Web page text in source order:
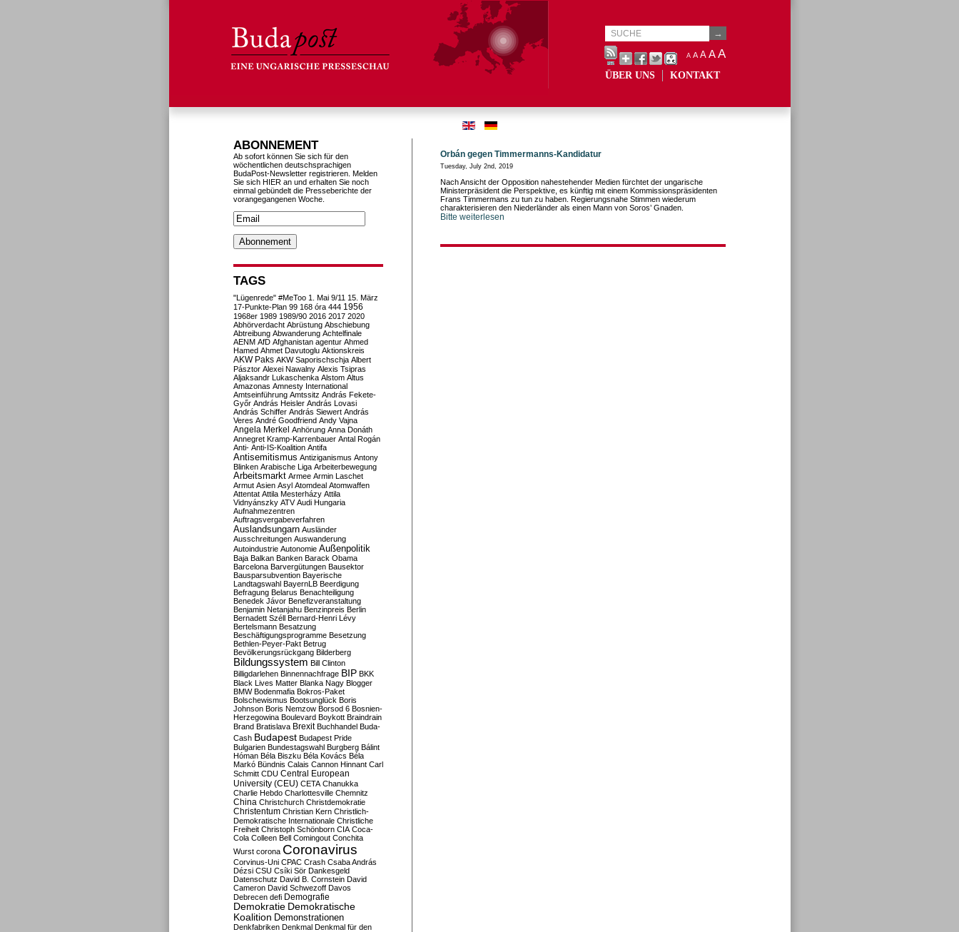
A A A AA
ÜBER UNS KONTAKT
Orbán gegen Timmermanns-Kandidatur
Tuesday, July 2nd, 2019
Nach Ansicht der Opposition nahestehender Medien fürchtet der ungarische
Ministerpräsident die Perspektive, es künftig mit einem Kommissionspräsidenten
Frans Timmermans zu tun zu haben. Regierungsnahe Stimmen wiederum
charakterisieren den Niederländer als einen Mann von Soros’ Gnaden.
Bitte weiterlesen
ABONNEMENT
Ab sofort können Sie sich für den
wöchentlichen deutschsprachigen
BudaPost-Newsletter registrieren. Melden
Sie sich HIER an und erhalten Sie noch
einmal gebündelt die Presseberichte der
vorangegangenen Woche.
TAGS
"Lügenrede" #MeToo 1. Mai 9/11 15. März
17-Punkte-Plan 99 168 óra 444 1956
1968er 1989 1989/90 2016 2017 2020
Abhörverdacht Abrüstung Abschiebung
Abtreibung Abwanderung Achtelfinale
AENM AfD Afghanistan agentur Ahmed
Hamed Ahmet Davutoglu Aktionskreis
AKW Paks AKW Saporischschja Albert
Pásztor Alexei Nawalny Alexis Tsipras
Aljaksandr Lukaschenka Alstom Altus
Amazonas Amnesty International
Amtseinführung Amtssitz András Fekete-
Győr András Heisler András Lovasi
András Schiffer András Siewert András
Veres André Goodfriend Andy Vajna
Angela Merkel Anhörung Anna Donáth
Annegret Kramp-Karrenbauer Antal Rogán
Anti- Anti-IS-Koalition Antifa
Antisemitismus Antiziganismus Antony
Blinken Arabische Liga Arbeiterbewegung
Arbeitsmarkt Armee Armin Laschet
Armut Asien Asyl Atomdeal Atomwaffen
Attentat Attila Mesterházy Attila
Vidnyánszky ATV Audi Hungaria
Aufnahmezentren
Auftragsvergabeverfahren
Auslandsungarn Ausländer
Ausschreitungen Auswanderung
Autoindustrie Autonomie Außenpolitik
Baja Balkan Banken Barack Obama
Barcelona Barvergütungen Bausektor
Bausparsubvention Bayerische
Landtagswahl BayernLB Beerdigung
Befragung Belarus Benachteiligung
Benedek Jávor Benefizveranstaltung
Benjamin Netanjahu Benzinpreis Berlin
Bernadett Széll Bernard-Henri Lévy
Bertelsmann Besatzung
Beschäftigungsprogramme Besetzung
Bethlen-Peyer-Pakt Betrug
Bevölkerungsrückgang Bilderberg
Bildungssystem Bill Clinton
Billigdarlehen Binnennachfrage BIP BKK
Black Lives Matter Blanka Nagy Blogger
BMW Bodenmafia Bokros-Paket
Bolschewismus Bootsunglück Boris
Johnson Boris Nemzow Borsod 6 Bosnien-
Herzegowina Boulevard Boykott Braindrain
Brand Bratislava Brexit Buchhandel Buda-
Cash Budapest Budapest Pride
Bulgarien Bundestagswahl Burgberg Bálint
Hóman Béla Biszku Béla Kovács Béla
Markó Bündnis Calais Cannon Hinnant Carl
Schmitt CDU Central European
University (CEU) CETA Chanukka
Charlie Hebdo Charlottesville Chemnitz
China Christchurch Christdemokratie
Christentum Christian Kern Christlich-
Demokratische Internationale Christliche
Freiheit Christoph Schönborn CIA Coca-
Cola Colleen Bell Comingout Conchita
Wurst corona Coronavirus
Corvinus-Uni CPAC Crash Csaba András
Dézsi CSU Csíki Sör Dankesgeld
Datenschutz David B. Cornstein David
Cameron David Schwezoff Davos
Debrecen defi Demografie
Demokratie Demokratische
Koalition Demonstrationen
Denkfabriken Denkmal Denkmal für den